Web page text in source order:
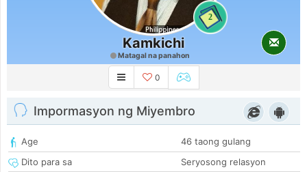
2
Kamkichi
Matagal na panahon
0
Impormasyon ng Miyembro
Age
46 taong gulang
Dito para sa
Seryosong relasyon